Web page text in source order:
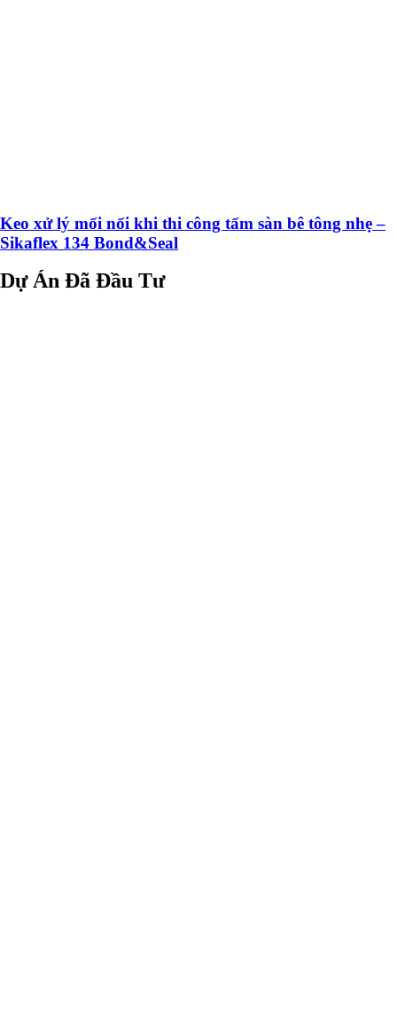
Keo xử lý mối nối khi thi công tấm sàn bê tông nhẹ –
Sikaflex 134 Bond&Seal
Dự Án Đã Đầu Tư